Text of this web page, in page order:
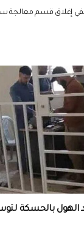
إغلاق قسم معالجة
الهول بالحسكة